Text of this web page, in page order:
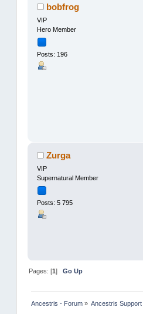
bobfrog
VIP
Hero Member
Posts: 196
Zurga
VIP
Supernatural Member
Posts: 5 795
Pages: [1]Go Up
Ancestris - Forum » Ancestris Support